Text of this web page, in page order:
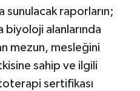
sunulacak raporların;
biyoloji alanlarında
mezun, mesleğini
sahip ve ilgili
sertifikası